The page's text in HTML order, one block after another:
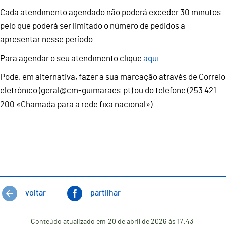
Cada atendimento agendado não poderá exceder 30 minutos
pelo que poderá ser limitado o número de pedidos a
apresentar nesse período.
Para agendar o seu atendimento clique aqui
Pode, em alternativa, fazer a sua marcação através de Correio
eletrónico (geral@cm-guimaraes.pt) ou do telefone (253 421
200 «Chamada para a rede fixa nacional»).
voltar partilhar
Conteúdo atualizado em 20 de abril de 2026 às 17:43